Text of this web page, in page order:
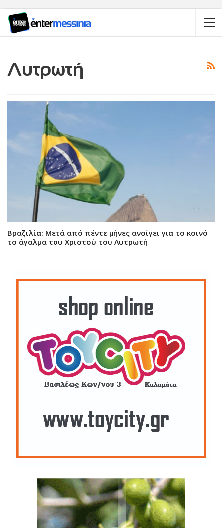
Λυτρωτή
Βραζιλία: Μετά από πέντε μήνες ανοίγει για το κοινό
το άγαλμα του Χριστού του Λυτρωτή